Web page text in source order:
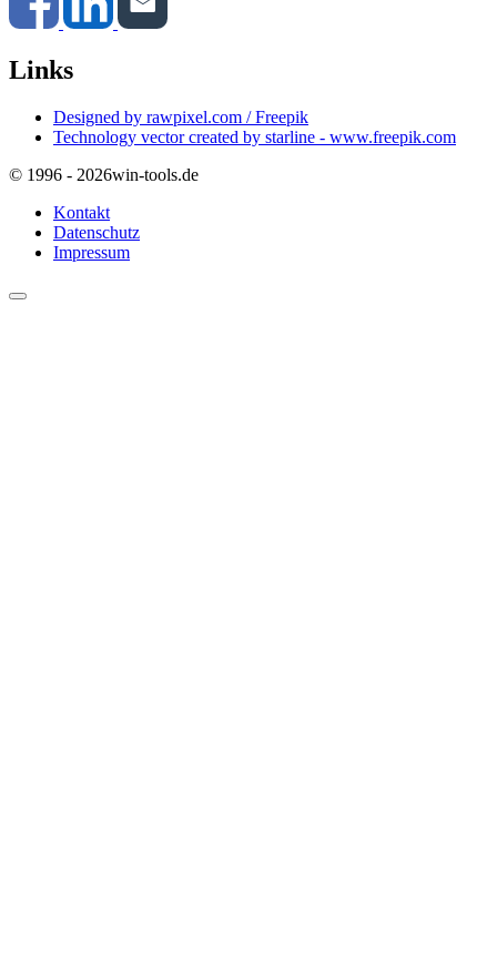
Links
Designed by rawpixel.com / Freepik
Technology vector created by starline - www.freepik.com
© 1996 - 2026win-tools.de
Kontakt
Datenschutz
Impressum